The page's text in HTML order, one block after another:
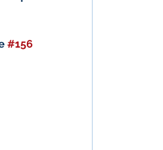
#156